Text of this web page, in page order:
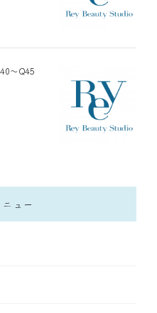
～Q45
ュー